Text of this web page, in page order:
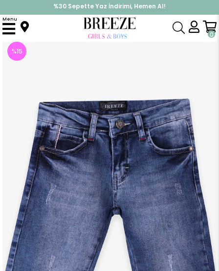
%30 Sepette Yaz İndirimi, Hemen Al!
İndirimlere ek %10 İndirimi Kap, Hemen Üye Ol!
0
Menu
Anasayfa Alt Giyim Kapri & Şort Erkek Çocuk Kot Kapri Mavi (8 Yaş)
%15